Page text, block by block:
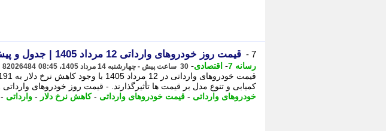
7 - قیمت روز خودروهای وارداتی 12 مرداد 1405 | جدول و پیش بینی بازار
رسانه 7 - اقتصادی- 30 ساعت پیش - چهارشنبه 14 مرداد 1405، 08:45 82026484
کمیابی و تنوع مدل بر قیمت ها تأثیرگذارند. - قیمت روز خودروهای وارداتی 12 مرداد ...
خودروهای وارداتی - قیمت خودروهای وارداتی -کاهش نرخ دلار - وارداتی -